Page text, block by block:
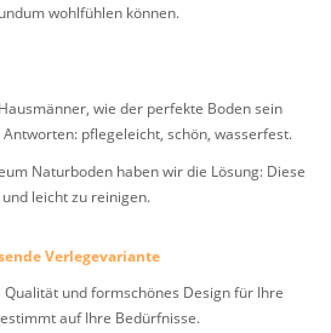
wohlfühlen können.
wie der perfekte Boden sein
pflegeleicht, schön, wasserfest.
Naturboden haben wir die Lösung: Diese
leicht zu reinigen.
Verlegevariante
und formschönes Design für Ihre
auf Ihre Bedürfnisse.